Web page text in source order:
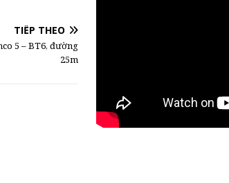
TIẾP THEO
5 – BT6, đường
25m